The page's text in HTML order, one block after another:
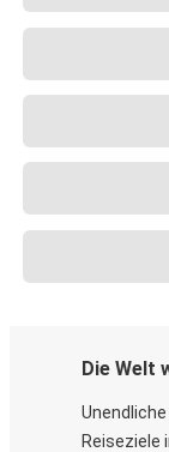
Die Welt
Reiseziele